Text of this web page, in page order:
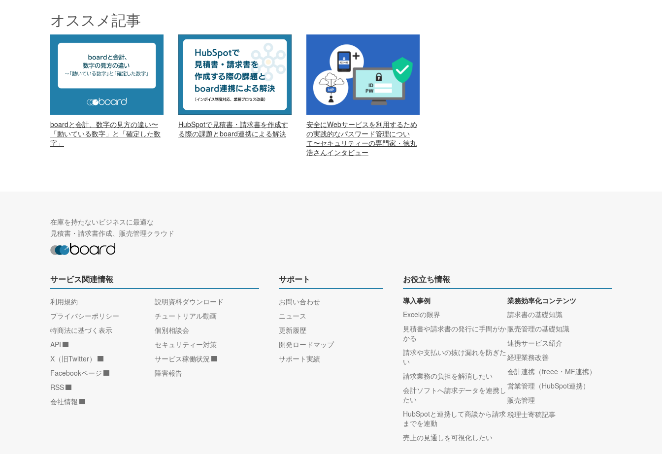
オススメ記事
boardと会計、数字の見方の違い〜
「動いている数字」と「確定した数
字」
HubSpotで見積書・請求書を作成す
る際の課題とboard連携による解決
安全にWebサービスを利用するため
の実践的なパスワード管理につい
て〜セキュリティーの専門家・徳丸
浩さんインタビュー
在庫を持たないビジネスに最適な
見積書・請求書作成、販売管理クラウド
サービス関連情報
利用規約
プライバシーポリシー
特商法に基づく表示
API
X（旧Twitter）
Facebookページ
RSS
会社情報
説明資料ダウンロード
チュートリアル動画
個別相談会
セキュリティー対策
サービス稼働状況
障害報告
サポート
お問い合わせ
ニュース
更新履歴
開発ロードマップ
サポート実績
お役立ち情報
導入事例
Excelの限界
見積書や請求書の発行に手間がか
かる
請求や支払いの抜け漏れを防ぎた
い
請求業務の負担を解消したい
会計ソフトへ請求データを連携し
たい
HubSpotと連携して商談から請求
までを連動
売上の見通しを可視化したい
業務効率化コンテンツ
請求書の基礎知識
販売管理の基礎知識
連携サービス紹介
経理業務改善
会計連携（freee・MF連携）
営業管理（HubSpot連携）
販売管理
税理士寄稿記事